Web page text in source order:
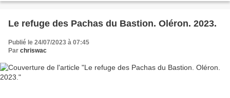
Le refuge des Pachas du Bastion. Oléron. 2023.
Publié le 24/07/2023 à 07:45
Par chriswac